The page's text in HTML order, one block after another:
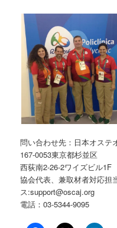
問い合わせ先：日本オス
167-0053東京都杉並区
西荻南2-26-2ワイズビル
協会代表、兼取材者対応
ス:support@oscaj.org
電話：03-5344-9095